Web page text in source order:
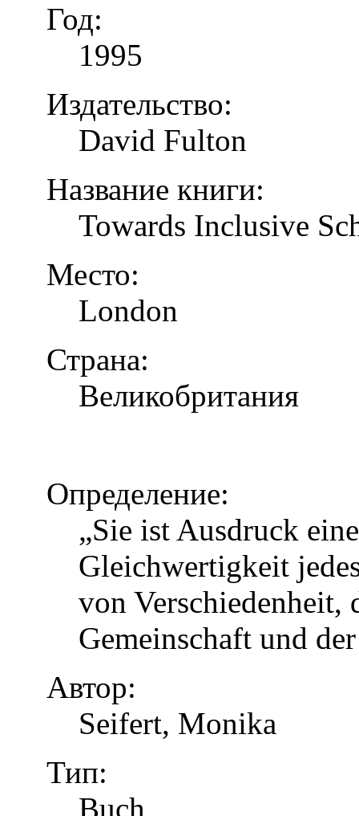
Год:
1995
Издательство:
David Fulton
Название книги:
Towards Inclusive
Место:
London
Страна:
Великобритания
Определение:
„Sie ist Ausdruck
Gleichwertigkeit
von Verschiedenheit,
Gemeinschaft und
Автор:
Seifert, Monika
Тип:
Buch